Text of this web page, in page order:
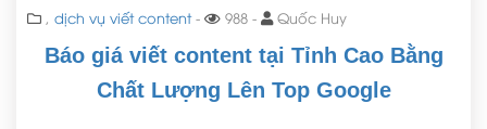
, dịch vụ viết content- 988 - Quốc Huy
Báo giá viết content tại Tỉnh Cao Bằng
Chất Lượng Lên Top Google